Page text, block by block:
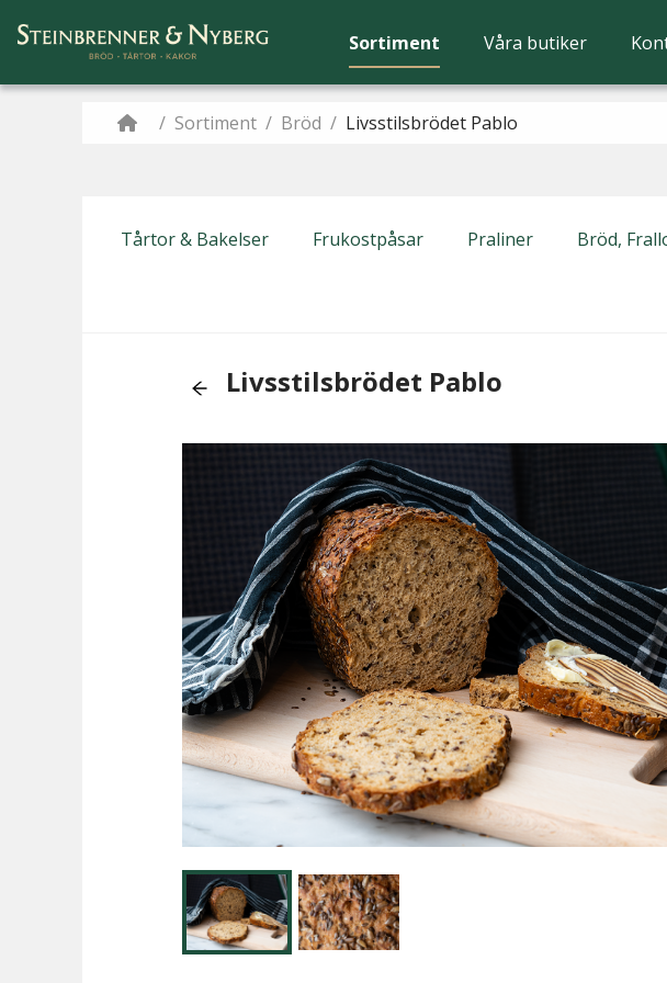
Sortiment Våra butiker
/ Sortiment / Bröd / Livsstilsbrödet Pablo
Tårtor & Bakelser Frukostpåsar Praliner Bröd,
Livsstilsbrödet Pablo